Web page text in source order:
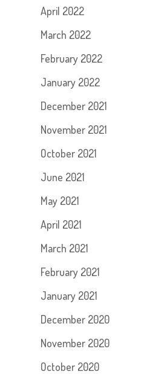
April 2022
March 2022
February 2022
January 2022
December 2021
November 2021
October 2021
June 2021
May 2021
April 2021
March 2021
February 2021
January 2021
December 2020
November 2020
October 2020